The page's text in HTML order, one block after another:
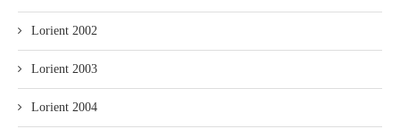
Lorient 2002
Lorient 2003
Lorient 2004